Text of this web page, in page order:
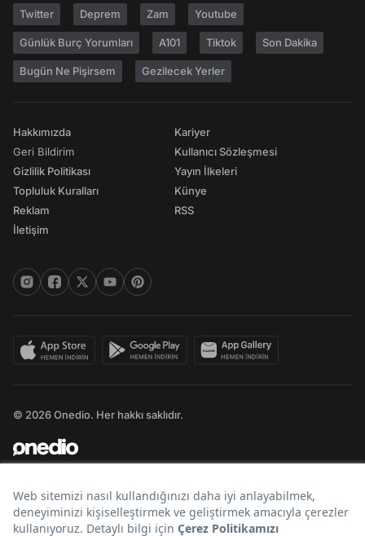
Twitter Deprem Zam Youtube
Günlük Burç Yorumları A101 Tiktok Son Dakika
Bugün Ne Pişirsem Gezilecek Yerler
Hakkımızda
Geri Bildirim
Gizlilik Politikası
Topluluk Kuralları
Reklam
İletişim
Kariyer
Kullanıcı Sözleşmesi
Yayın İlkeleri
Künye
RSS
© 2026 Onedio. Her hakkı saklıdır.
Bir markasıdır.